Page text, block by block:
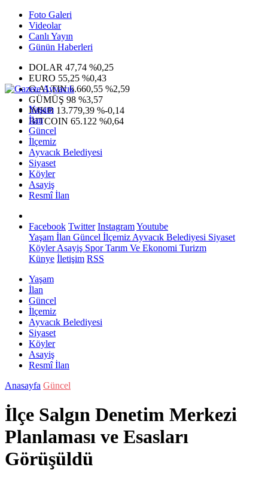
Foto Galeri
Videolar
Canlı Yayın
Günün Haberleri
DOLAR 47,74 %0,25
EURO 55,25 %0,43
G.ALTIN6.660,55 %2,59
GÜMÜŞ 98 %3,57
IMKB 13.779,39 %-0,14
BITCOIN 65.122 %0,64
Yaşam
İlan
Güncel
İlçemiz
Ayvacık Belediyesi
Siyaset
Köyler
Asayiş
Resmî İlan
Facebook Twitter InstagramYoutube
Yaşam İlan Güncel İlçemiz Ayvacık Belediyesi Siyaset
KöylerAsayiş SporTarım Ve Ekonomi Turizm
Künye İletişim RSS
Yaşam
İlan
Güncel
İlçemiz
Ayvacık Belediyesi
Siyaset
Köyler
Asayiş
Resmî İlan
Anasayfa Güncel
İlçe Salgın Denetim Merkezi
Planlaması ve Esasları
Görüşüldü